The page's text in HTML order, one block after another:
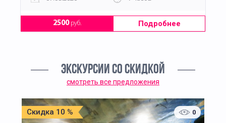
2500руб. Подробнее
ЭКСКУРСИИ СО СКИДКОЙ
смотреть все предложения
Скидка 10 % 0